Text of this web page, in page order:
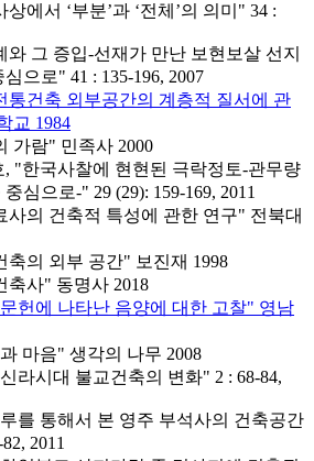
에서 ‘부분’과 ‘전체’의 의미" 34 :
와 그 증입-선재가 만난 보현보살 선지
으로" 41 : 135-196, 2007
통건축 외부공간의 계층적 질서에 관
교 1984
가람" 민족사 2000
, "한국사찰에 현현된 극락정토-관무량
심으로-" 29 (29): 159-169, 2011
사의 건축적 특성에 관한 연구" 전북대
축의 외부 공간" 보진재 1998
축사" 동명사 2018
헌에 나타난 음양에 대한 고찰" 영남
마음" 생각의 나무 2008
라시대 불교건축의 변화" 2 : 68-84,
를 통해서 본 영주 부석사의 건축공간
2011